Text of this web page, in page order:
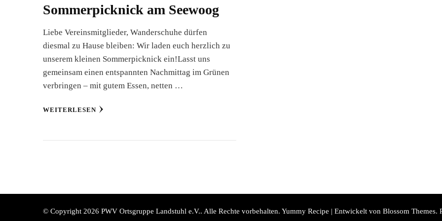
Sommerpicknick am Seewoog
Liebe Vereinsmitglieder, Wanderschuhe dürfen
diesmal zu Hause bleiben: Wir laden euch herzlich zu
unserem kleinen Sommerpicknick ein!Lasst uns
gemeinsam einen entspannten Nachmittag im Grünen
verbringen – mit gutem Essen, netten …
WEITERLESEN
© Copyright 2026 PWV Ortsgruppe Landstuhl e.V.. Alle Rechte vorbehalten. Yummy Recipe | Entwickelt von Blossom Themes.